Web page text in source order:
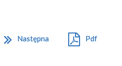
Następna Pdf